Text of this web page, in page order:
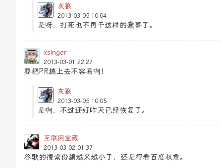
灰狼
2013-03-05 10:04
是呀，打死也不再干这样的蠢事了。
xsinger
2013-03-01 22:27
要把PR搞上去不容易啊！
灰狼
2013-03-05 10:05
是啊，不过还好昨天已经恢复了。
互联网宝藏
2013-03-02 01:37
谷歌的搜索份额越来越小了，还是得看百度权重。